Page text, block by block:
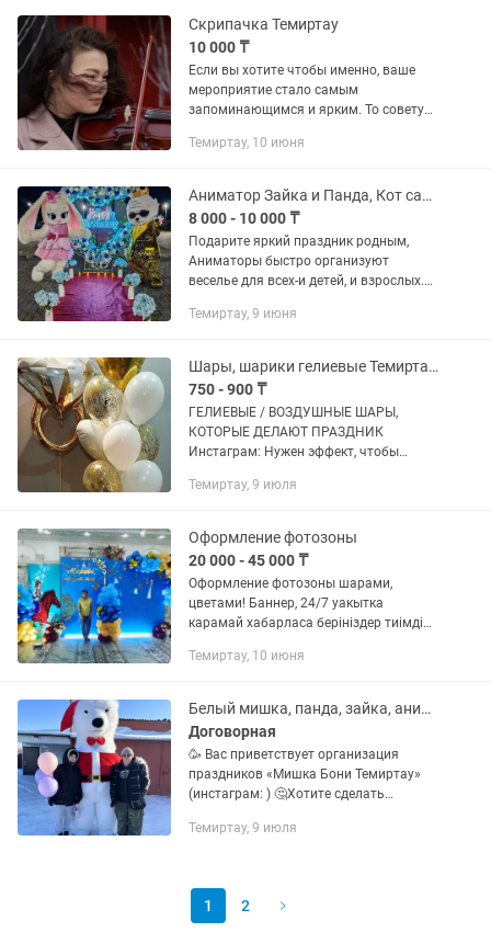
Скрипачка Темиртау
10 000 ₸
Если вы хотите чтобы именно, ваше
мероприятие стало самым
запоминающимся и ярким. То советую
девушке руки и сердца • Свадьбы
сундет...
Темиртау, 10 июня
Аниматор Зайка и Панда, Кот сапогах, Белый Фотозона поздравление
8 000 - 10 000 ₸
Подарите яркий праздник родным,
Аниматоры быстро организуют
веселье для всех-и детей, и взрослых.
событие
Работаем по...
Темиртау, 9 июня
Шары, шарики гелиевые Темиртау выписка, гендер пати
750 - 900 ₸
ГЕЛИЕВЫЕ / ВОЗДУШНЫЕ ШАРЫ,
КОТОРЫЕ ДЕЛАЮТ ПРАЗДНИК
Инстаграм: Нужен эффект, чтобы
красиво, стильно и запоминающе
рождения, юбилей -...
Темиртау, 9 июля
Оформление фотозоны
20 000 - 45 000 ₸
Оформление фотозоны шарами,
цветами! Баннер, 24/7 уакытка
карамай хабарласа берініздер тиімді
Фотозоны Квадратные Фотозоны 1
Темиртау, 10 июня
Белый мишка, панда, зайка, аниматор, горилла, кинг-конг, чебурашка, тигр
Договорная
🥳 Вас приветствует организация
праздников «Мишка Бони Темиртау»
(инстаграм: ) 🤔Хотите сделать
близкого человека? 🤗Тогда вы по
Темиртау, 9 июля
1 2